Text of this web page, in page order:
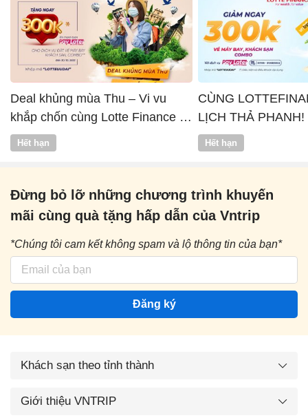
Deal khủng mùa Thu – Vi vu
khắp chốn cùng Lotte Finance x
Vntrip
Hết hạn
CÙNG
LỊCH THẢ PHANH!
Hết hạn
Đừng bỏ lỡ những chương trình khuyến
mãi cùng quà tặng hấp dẫn của Vntrip
*Chúng tôi cam kết không spam và lộ thông tin của bạn*
Đăng ký
Khách sạn theo tỉnh thành
Giới thiệu VNTRIP